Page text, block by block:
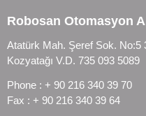
Robosan Otomasyon
Atatürk Mah. Şeref Sok. No:5
Kozyatağı V.D. 735 093 5089
Phone : + 90 216 340 39 70
Fax : + 90 216 340 39 64